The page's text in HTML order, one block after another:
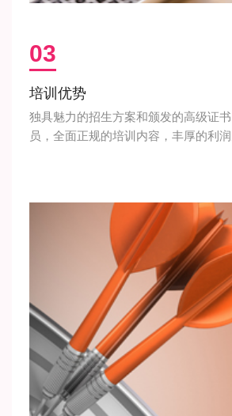
03
培训优势
独具魅力的招生方案和颁发的高级证
员，全面正规的培训内容，丰厚的利